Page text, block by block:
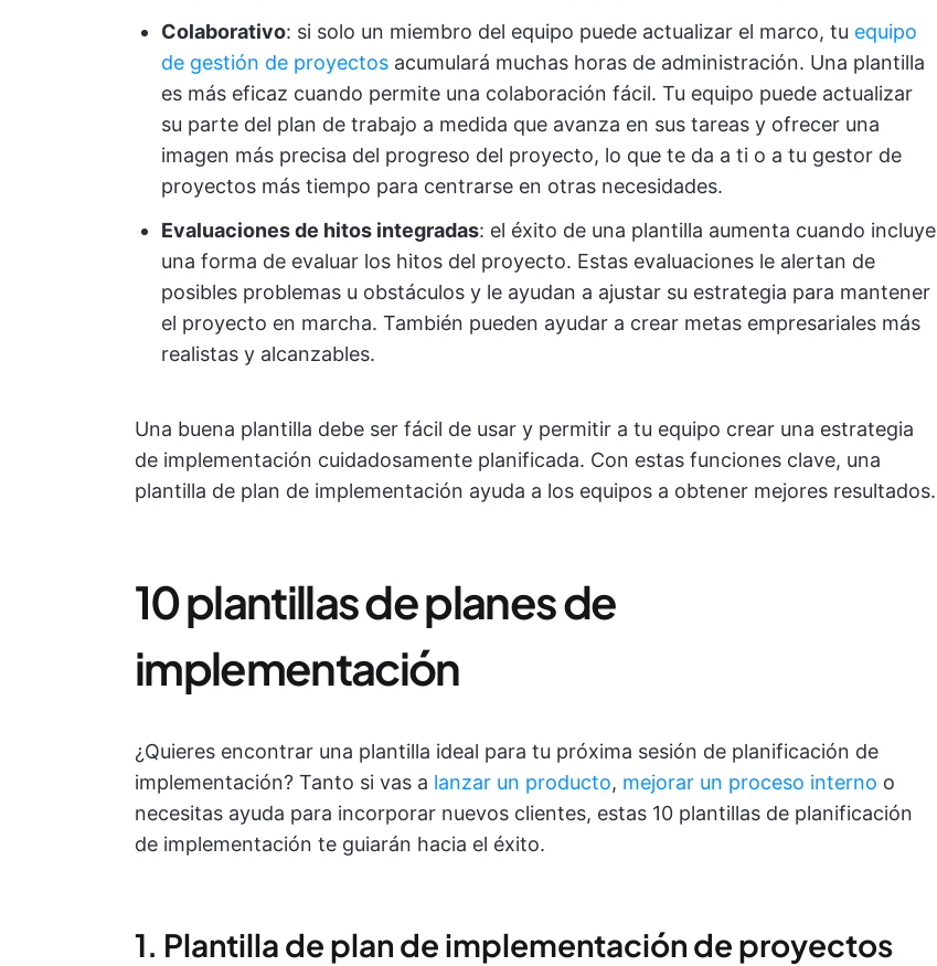
Colaborativo: si solo un miembro del equipo puede actualizar el marco, tu equipo
de gestión de proyectos acumulará muchas horas de administración. Una plantilla
es más eficaz cuando permite una colaboración fácil. Tu equipo puede actualizar
su parte del plan de trabajo a medida que avanza en sus tareas y ofrecer una
imagen más precisa del progreso del proyecto, lo que te da a ti o a tu gestor de
proyectos más tiempo para centrarse en otras necesidades.
Evaluaciones de hitos integradas: el éxito de una plantilla aumenta cuando incluye
una forma de evaluar los hitos del proyecto. Estas evaluaciones le alertan de
posibles problemas u obstáculos y le ayudan a ajustar su estrategia para mantener
el proyecto en marcha. También pueden ayudar a crear metas empresariales más
realistas y alcanzables.
Una buena plantilla debe ser fácil de usar y permitir a tu equipo crear una estrategia
de implementación cuidadosamente planificada. Con estas funciones clave, una
plantilla de plan de implementación ayuda a los equipos a obtener mejores resultados.
10 plantillas de planes de
implementación
¿Quieres encontrar una plantilla ideal para tu próxima sesión de planificación de
implementación? Tanto si vas a lanzar un producto, mejorar un proceso interno o
necesitas ayuda para incorporar nuevos clientes, estas 10 plantillas de planificación
de implementación te guiarán hacia el éxito.
1. Plantilla de plan de implementación de proyectos